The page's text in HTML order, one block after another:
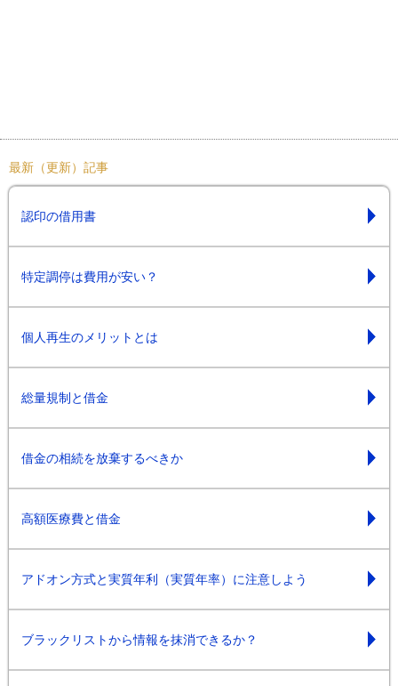
最新（更新）記事
認印の借用書
特定調停は費用が安い？
個人再生のメリットとは
総量規制と借金
借金の相続を放棄するべきか
高額医療費と借金
アドオン方式と実質年利（実質年率）に注意しよう
ブラックリストから情報を抹消できるか？